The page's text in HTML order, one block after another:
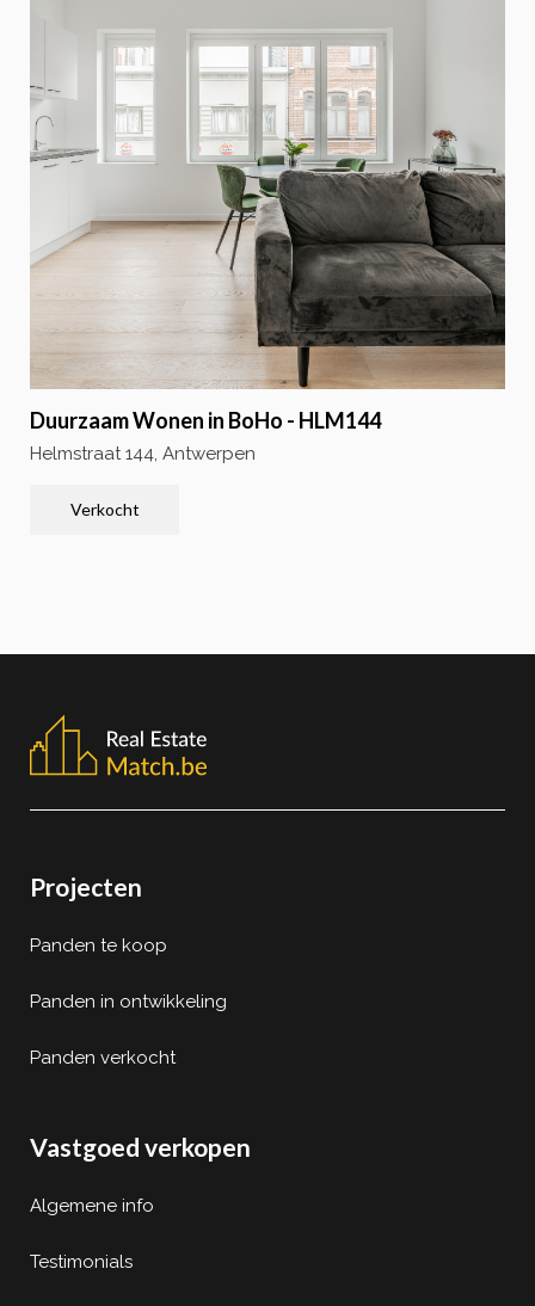
Duurzaam Wonen in BoHo - HLM144
Helmstraat 144, Antwerpen
Verkocht
Projecten
Panden te koop
Panden in ontwikkeling
Panden verkocht
Vastgoed verkopen
Algemene info
Testimonials